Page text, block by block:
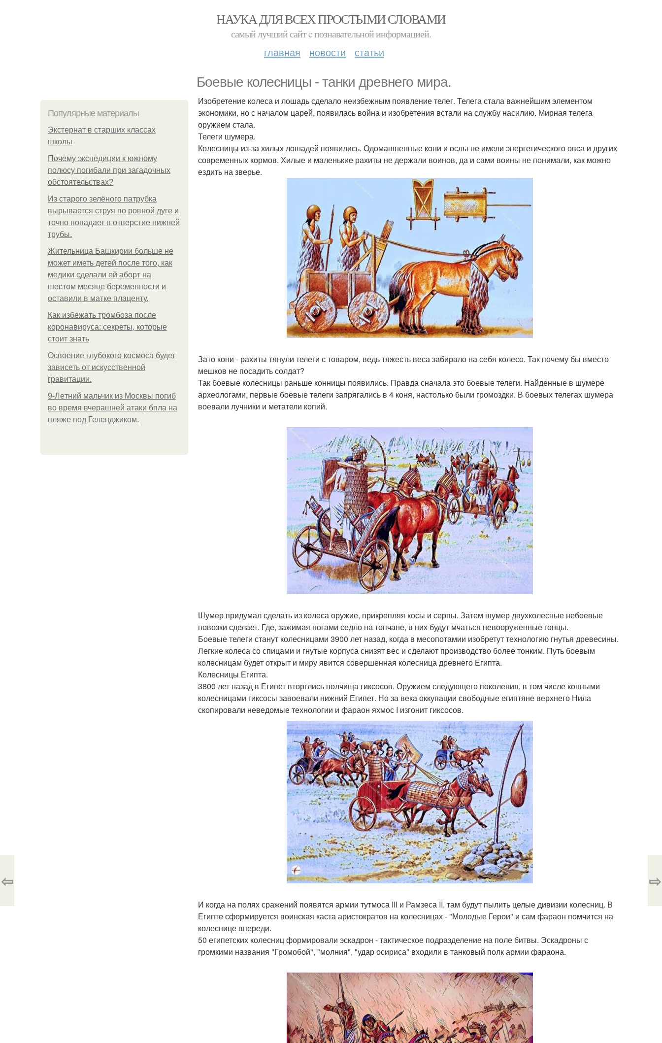
НАУКА ДЛЯ ВСЕХ ПРОСТЫМИ СЛОВАМИ
самый лучший сайт c познавательной информацией.
главная новости статьи
Боевые колесницы - танки древнего мира.
Популярные материалы
Экстернат в старших классах
школы
Почему экспедиции к южному
полюсу погибали при загадочных
обстоятельствах?
Из старого зелёного патрубка
вырывается струя по ровной дуге и
точно попадает в отверстие нижней
трубы.
Жительница Башкирии больше не
может иметь детей после того, как
медики сделали ей аборт на
шестом месяце беременности и
оставили в матке плаценту.
Как избежать тромбоза после
коронавируса: секреты, которые
стоит знать
Освоение глубокого космоса будет
зависеть от искусственной
гравитации.
9-Лeтний мaльчик из Москвы погиб
во время вчерашней атаки бпла на
пляже под Геленджиком.
Изобретение колеса и лошадь сделало неизбежным появление телег. Телега стала важнейшим элементом
экономики, но с началом царей, появилась война и изобретения встали на службу насилию. Мирная телега
оружием стала.
Телеги шумера.
Колесницы из-за хилых лошадей появились. Одомашненные кони и ослы не имели энергетического овса и других
современных кормов. Хилые и маленькие рахиты не держали воинов, да и сами воины не понимали, как можно
ездить на зверье.
Зато кони - рахиты тянули телеги с товаром, ведь тяжесть веса забирало на себя колесо. Так почему бы вместо
мешков не посадить солдат?
Так боевые колесницы раньше конницы появились. Правда сначала это боевые телеги. Найденные в шумере
археологами, первые боевые телеги запрягались в 4 коня, настолько были громоздки. В боевых телегах шумера
воевали лучники и метатели копий.
Шумер придумал сделать из колеса оружие, прикрепляя косы и серпы. Затем шумер двухколесные небоевые
повозки сделает. Где, зажимая ногами седло на топчане, в них будут мчаться невооруженные гонцы.
Боевые телеги станут колесницами 3900 лет назад, когда в месопотамии изобретут технологию гнутья древесины.
Легкие колеса со спицами и гнутые корпуса снизят вес и сделают производство более тонким. Путь боевым
колесницам будет открыт и миру явится совершенная колесница древнего Египта.
Колесницы Египта.
3800 лет назад в Египет вторглись полчища гиксосов. Оружием следующего поколения, в том числе конными
колесницами гиксосы завоевали нижний Египет. Но за века оккупации свободные египтяне верхнего Нила
скопировали неведомые технологии и фараон яхмос I изгонит гиксосов.
И когда на полях сражений появятся армии тутмоса III и Рамзеса II, там будут пылить целые дивизии колесниц. В
Египте сформируется воинская каста аристократов на колесницах - "Молодые Герои" и сам фараон помчится на
колеснице впереди.
50 египетских колесниц формировали эскадрон - тактическое подразделение на поле битвы. Эскадроны с
громкими названия "Громобой", "молния", "удар осириса" входили в танковый полк армии фараона.
⇦ ⇨